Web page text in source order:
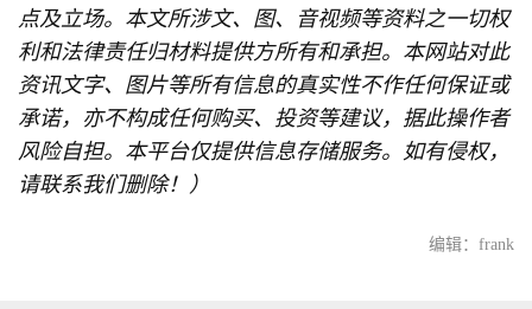
点及立场。本文所涉文、图、音视频等资料之一切权
利和法律责任归材料提供方所有和承担。本网站对此
资讯文字、图片等所有信息的真实性不作任何保证或
承诺，亦不构成任何购买、投资等建议，据此操作者
风险自担。本平台仅提供信息存储服务。如有侵权，
请联系我们删除！）
编辑：frank